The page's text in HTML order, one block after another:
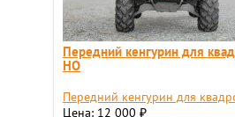
Передний кенгурин для
HO
Передний кенгурин для
Цена: 12 000 ₽